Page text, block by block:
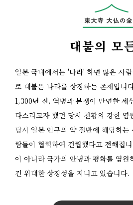
대불의 모
일본 국내에서는 '나라' 하면 많은 사
로 대불은 나라를 상징하는 존재입니
1,300년 전, 역병과 분쟁이 만연한 세
다스리고자 했던 당시 천황의 강한 염
당시 일본 인구의 약 절반에 해당하
람들이 협력하여 건립했다고 전해집
이 아니라 국가의 안녕과 평화를 염
긴 위대한 상징성을 지니고 있습니다.